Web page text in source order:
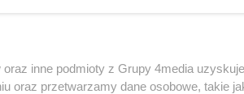
inne podmioty z Grupy 4media
oraz przetwarzamy dane osobowe, takie